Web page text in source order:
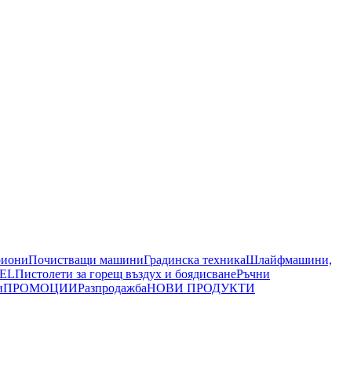
Почистващи машиниГрадинска техникаШлайфмашини,
Пистолети за горещ въздух и боядисванеРъчни
ПРОМОЦИИРазпродажбаНОВИ ПРОДУКТИ